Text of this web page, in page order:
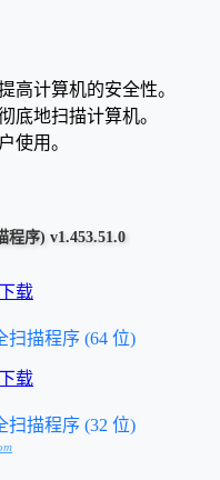
高计算机的安全性。
底地扫描计算机。
使用。
程序) v1.453.51.0
载
扫描程序 (64 位)
载
扫描程序 (32 位)